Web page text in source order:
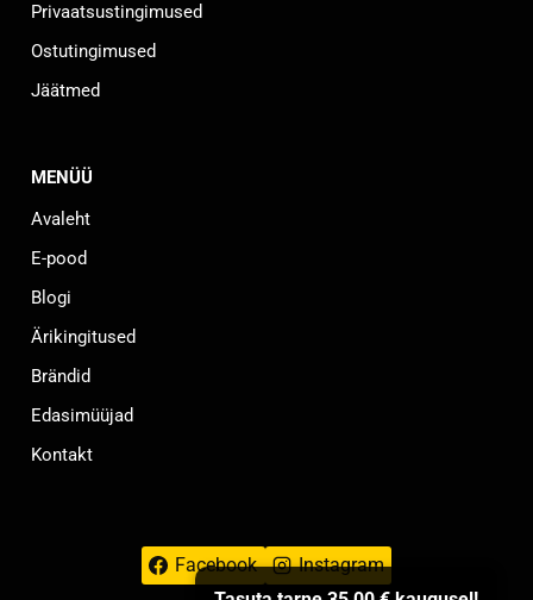
Privaatsustingimused
Ostutingimused
Jäätmed
MENÜÜ
Avaleht
E-pood
Blogi
Ärikingitused
Brändid
Edasimüüjad
Kontakt
Facebook
Instagram